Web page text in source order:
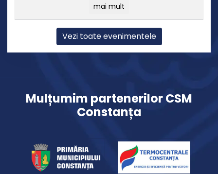
mai mult
Vezi toate evenimentele
Mulțumim partenerilor CSM
Constanța